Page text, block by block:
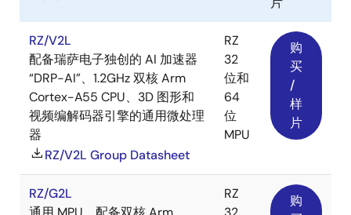
RZ/V2L
配备瑞萨电子独创的 AI 加速器
“DRP-AI”、1.2GHz 双核 Arm
Cortex-A55 CPU、3D 图形和
视频编解码器引擎的通用微处理
器
RZ/V2L Group Datasheet
RZ
32
位和
64
位
MPU
购
买
/
样
片
RZ/G2L
RZ
购